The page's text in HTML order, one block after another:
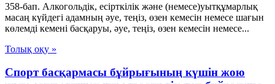
358-бап. Алкогольдік, есірткілік және (немесе)уытқұмарлық
масаң күйдегі адамның әуе, теңіз, өзен кемесiн немесе шағын
көлемді кемені басқаруы, әуе, теңіз, өзен кемесiн немесе...
Толық оқу »
Спорт басқармасы бұйрығының күшін жою